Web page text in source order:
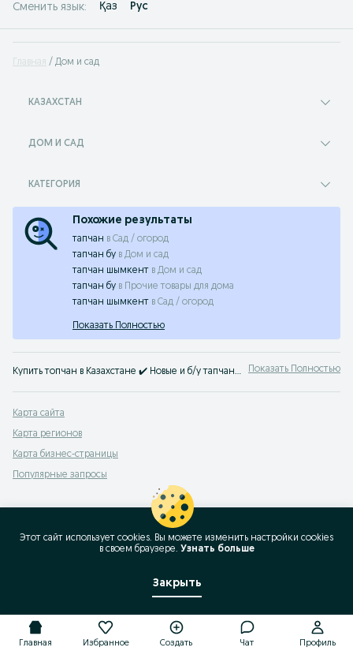
Сменить язык: Қаз Рус
Главная Дом и сад
КАЗАХСТАН
ДОМ И САД
КАТЕГОРИЯ
Похожие результаты
тапчан в Сад / огород
тапчан бу в Дом и сад
тапчан шымкент в Дом и сад
тапчан бу в
Прочие товары для дома
тапчан шымкент в Сад / огород
Показать Полностью
Купить топчан в Казахстане ✔️ Новые и б/у тапчаны для дома и дачи ☝ Продажа оптом и в розницу ✔️ Топчаны из дерева готовые и на заказ ➤ Найти дешевле на OLX! Показать Полностью
Карта сайта
Карта регионов
Карта бизнес-страницы
Популярные запросы
Главная Избранное Создать Чат Профиль
Этот сайт использует cookies. Вы можете изменить настройки cookies
в своeм браузере. Узнать больше
Закрыть